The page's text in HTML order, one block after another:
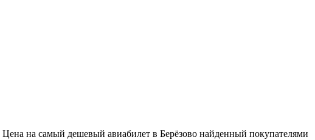
Цена на самый дешевый авиабилет в Берёзово найденный покупателями